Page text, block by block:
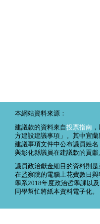
本網站資料來源：
建議款的資料來自投票指南
方建設建議事項」。其中宜
建議事項文件中公布議員姓
與彰化縣議員在建議款的貢獻
議員政治獻金細目的資料則
在監察院的電腦上花費數日
學系2018年度政治哲學課以
同學幫忙將紙本資料電子化。